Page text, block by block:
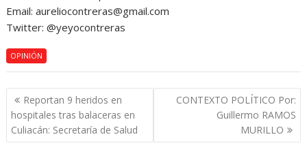
Email: aureliocontreras@gmail.com
Twitter: @yeyocontreras
OPINIÓN
Navegación
de
entradas
Reportan 9 heridos en
hospitales tras balaceras en
Culiacán: Secretaría de Salud
CONTEXTO POLÍTICO Por:
Guillermo RAMOS
MURILLO